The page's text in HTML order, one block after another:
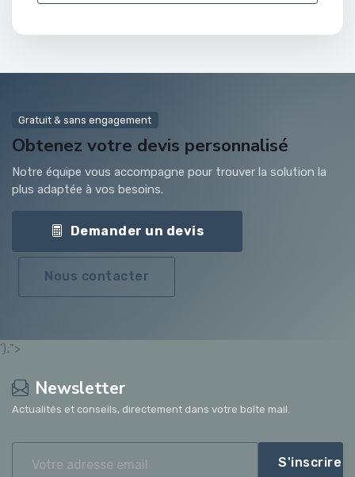
Gratuit & sans engagement
Obtenez votre devis personnalisé
Notre équipe vous accompagne pour trouver la solution la
plus adaptée à vos besoins.
Demander un devis
Nous contacter
');">
Newsletter
Actualités et conseils, directement dans votre boîte mail.
S'inscrire